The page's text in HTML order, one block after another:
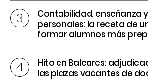
Contabilidad, enseñanza
personales: la receta de
formar alumnos más
Hito en Baleares:
las plazas vacantes de